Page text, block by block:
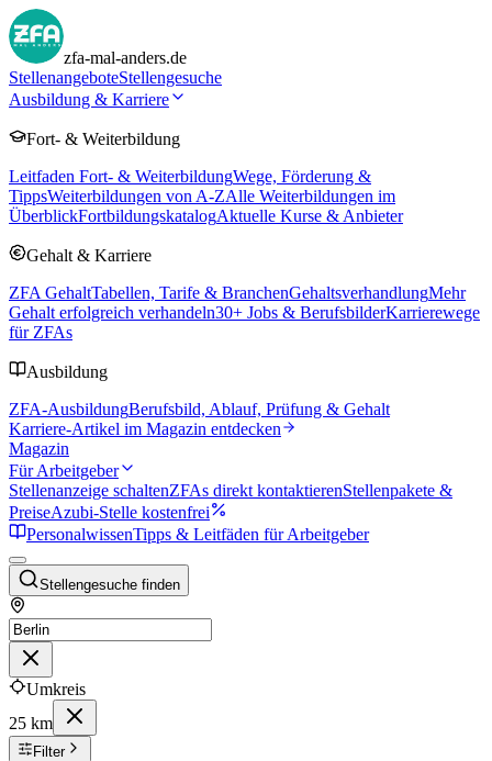
zfa-mal-anders.de
StellenangeboteStellengesuche
Ausbildung & Karriere
Fort- & Weiterbildung
Leitfaden Fort- & WeiterbildungWege, Förderung &
TippsWeiterbildungen von A-ZAlle Weiterbildungen im
ÜberblickFortbildungskatalogAktuelle Kurse & Anbieter
Gehalt & Karriere
ZFA GehaltTabellen, Tarife & BranchenGehaltsverhandlungMehr
Gehalt erfolgreich verhandeln30+ Jobs & BerufsbilderKarrierewege
für ZFAs
Ausbildung
ZFA-AusbildungBerufsbild, Ablauf, Prüfung & Gehalt
Karriere-Artikel im Magazin entdecken
Magazin
Für Arbeitgeber
Stellenanzeige schaltenZFAs direkt kontaktierenStellenpakete &
PreiseAzubi-Stelle kostenfrei
PersonalwissenTipps & Leitfäden für Arbeitgeber
Stellengesuche finden
Umkreis
25 km
Filter